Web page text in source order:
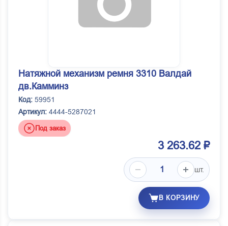
Натяжной механизм ремня 3310 Валдай
дв.Камминз
Код: 59951
Артикул: 4444-5287021
Под заказ
3 263.62 ₽
шт.
В КОРЗИНУ